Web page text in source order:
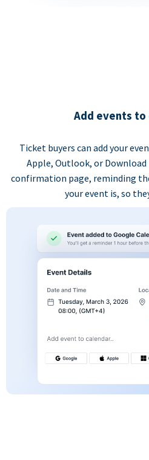
Add events to
Ticket buyers can add your
Apple, Outlook, or
confirmation page, reminding
your event is, so